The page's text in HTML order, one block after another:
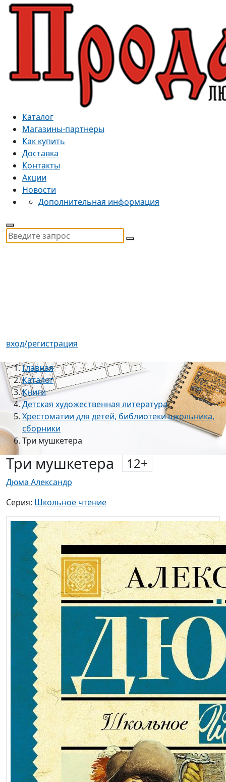
Каталог
Магазины-партнеры
Как купить
Доставка
Контакты
Акции
Новости
Дополнительная информация
вход/регистрация
Главная
Каталог
Книги
Детская художественная литература
Хрестоматии для детей, библиотеки школьника,
сборники
Три мушкетера
Три мушкетера 12+
Дюма Александр
Серия: Школьное чтение